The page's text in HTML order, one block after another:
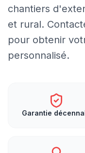
chantiers
et rural.
pour obtenir
personnalisé.
Garantie